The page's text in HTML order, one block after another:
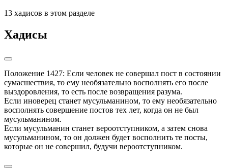
13 хадисов в этом разделе
Хадисы
Положение 1427: Если человек не совершал пост в состоянии
сумасшествия, то ему необязательно восполнять его после
выздоровления, то есть после возвращения разума.
Если иноверец станет мусульманином, то ему необязательно
восполнять совершение постов тех лет, когда он не был
мусульманином.
Если мусульманин станет вероотступником, а затем снова
мусульманином, то он должен будет восполнить те посты,
которые он не совершил, будучи вероотступником.